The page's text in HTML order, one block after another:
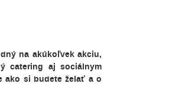
na akúkoľvek akciu,
catering aj sociálnym
ako si budete želať a o